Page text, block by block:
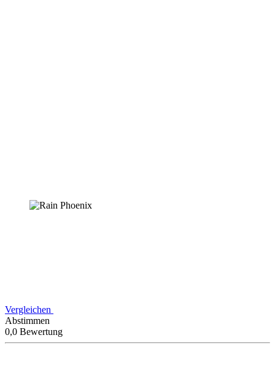
Vergleichen
Abstimmen
0,0 Bewertung